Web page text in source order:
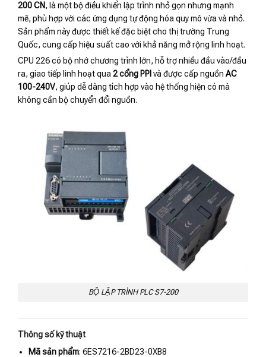
200 CN, là một bộ điều khiển lập trình nhỏ gọn nhưng mạnh
mẽ, phù hợp với các ứng dụng tự động hóa quy mô vừa và nhỏ.
Sản phẩm này được thiết kế đặc biệt cho thị trường Trung
Quốc, cung cấp hiệu suất cao với khả năng mở rộng linh hoạt.
CPU 226 có bộ nhớ chương trình lớn, hỗ trợ nhiều đầu vào/đầu
ra, giao tiếp linh hoạt qua2 cổng PPI và được cấp nguồn AC
100-240V, giúp dễ dàng tích hợp vào hệ thống hiện có mà
không cần bộ chuyển đổi nguồn.
BỘ LẬP TRÌNH PLC S7-200
Thông số kỹ thuật
Mã sản phẩm: 6ES7216-2BD23-0XB8